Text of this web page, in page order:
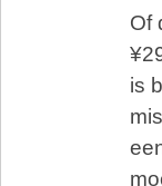
Of
is